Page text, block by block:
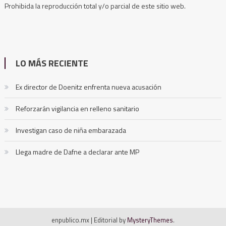
Prohibida la reproducción total y/o parcial de este sitio web.
LO MÁS RECIENTE
Ex director de Doenitz enfrenta nueva acusación
Reforzarán vigilancia en relleno sanitario
Investigan caso de niña embarazada
Llega madre de Dafne a declarar ante MP
enpublico.mx | Editorial by MysteryThemes.